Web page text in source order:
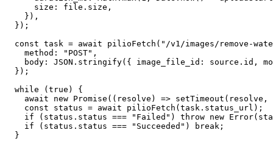
      size: file.size,
    }),
  });
const task = await pilioFetch("/v1/images/remove-
    method: "POST",
body: JSON.stringify({ image_file_id: source.id,
  });
  while (true) {
await new Promise((resolve) => setTimeout(resolve,
    const status = await pilioFetch(task.status_url);
if (status.status === "Failed") throw new
    if (status.status === "Succeeded") break;
  }